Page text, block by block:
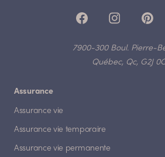
7900-300 Boul. Pierre-
Québec, Qc, G2J
Assurance
Assurance vie
Assurance vie temporaire
Assurance vie permanente